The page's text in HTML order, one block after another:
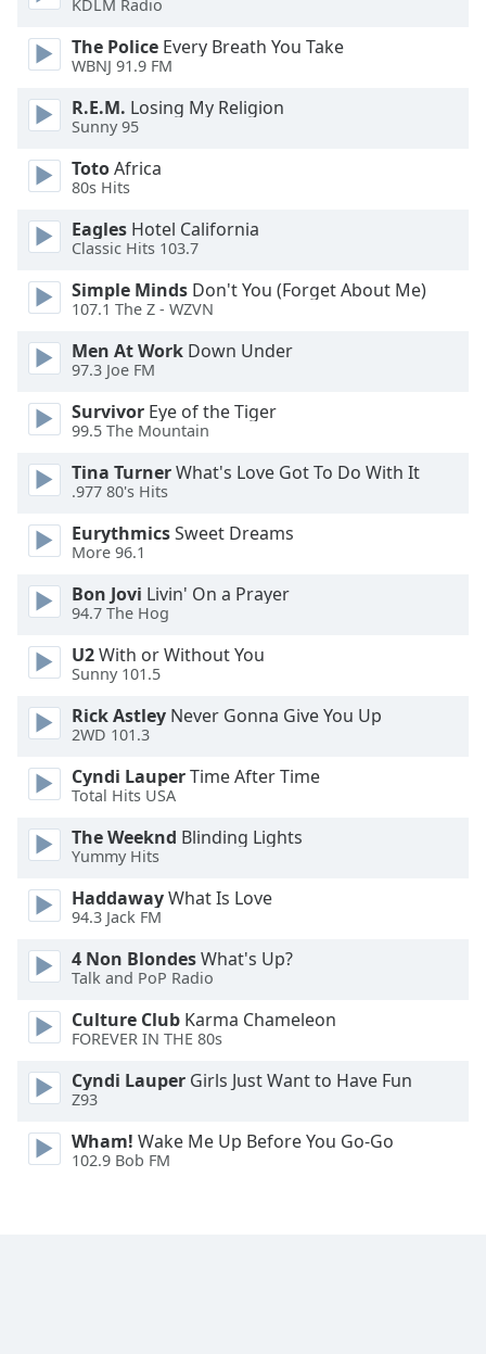
Opacity
Caption
Background
Color
Size
Text
Edge
Style
Font
Family
Reset
Close
Modal
dialog
window.
KDLM Radio
The Police Every Breath You Take
WBNJ 91.9 FM
R.E.M. Losing My Religion
Sunny 95
TotoAfrica
80s Hits
Eagles Hotel California
Classic Hits 103.7
Simple Minds Don't You (Forget About Me)
107.1 The Z - WZVN
Men At Work Down Under
97.3 Joe FM
Survivor Eye of the Tiger
99.5 The Mountain
Tina TurnerWhat's Love Got To Do With It
.977 80's Hits
EurythmicsSweet Dreams
More 96.1
Bon Jovi Livin' On a Prayer
94.7 The Hog
U2With or Without You
Sunny 101.5
Rick Astley Never Gonna Give You Up
2WD 101.3
Cyndi LauperTime After Time
Total Hits USA
The Weeknd Blinding Lights
Yummy Hits
HaddawayWhat Is Love
94.3 Jack FM
4 Non BlondesWhat's Up?
Talk and PoP Radio
Culture Club Karma Chameleon
FOREVER IN THE 80s
Cyndi Lauper Girls Just Want to Have Fun
Z93
Wham! Wake Me Up Before You Go-Go
102.9 Bob FM